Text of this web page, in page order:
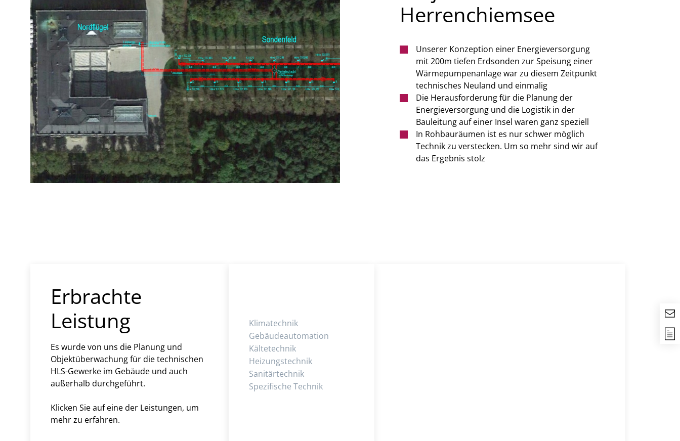
Herrenchiemsee
Unserer Konzeption einer Energieversorgung
mit 200m tiefen Erdsonden zur Speisung einer
Wärmepumpenanlage war zu diesem Zeitpunkt
technisches Neuland und einmalig
Die Herausforderung für die Planung der
Energieversorgung und die Logistik in der
Bauleitung auf einer Insel waren ganz speziell
In Rohbauräumen ist es nur schwer möglich
Technik zu verstecken. Um so mehr sind wir auf
das Ergebnis stolz
Erbrachte
Leistung
Es wurde von uns die Planung und
Objektüberwachung für die technischen
HLS-Gewerke im Gebäude und auch
außerhalb durchgeführt.
Klicken Sie auf eine der Leistungen, um
mehr zu erfahren.
Klimatechnik
Gebäudeautomation
Kältetechnik
Heizungstechnik
Sanitärtechnik
Spezifische Technik